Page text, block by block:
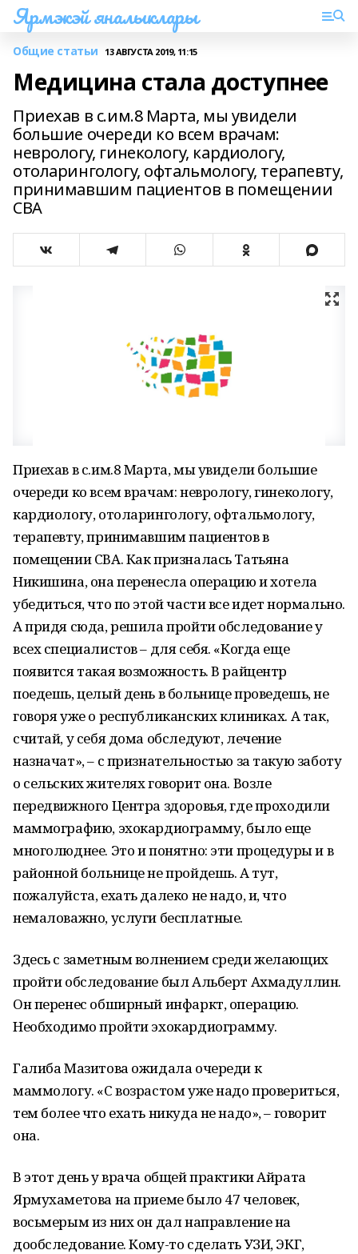
Ярмэкэй яналыклары
Общие статьи 13 АВГУСТА 2019, 11:15
Медицина стала доступнее
Приехав в с.им.8 Марта, мы увидели
большие очереди ко всем врачам:
неврологу, гинекологу, кардиологу,
отоларингологу, офтальмологу, терапевту,
принимавшим пациентов в помещении
СВА
Приехав в с.им.8 Марта, мы увидели большие
очереди ко всем врачам: неврологу, гинекологу,
кардиологу, отоларингологу, офтальмологу,
терапевту, принимавшим пациентов в
помещении СВА. Как призналась Татьяна
Никишина, она перенесла операцию и хотела
убедиться, что по этой части все идет нормально.
А придя сюда, решила пройти обследование у
всех специалистов – для себя. «Когда еще
появится такая возможность. В райцентр
поедешь, целый день в больнице проведешь, не
говоря уже о республиканских клиниках. А так,
считай, у себя дома обследуют, лечение
назначат», – с признательностью за такую заботу
о сельских жителях говорит она. Возле
передвижного Центра здоровья, где проходили
маммографию, эхокардиограмму, было еще
многолюднее. Это и понятно: эти процедуры и в
районной больнице не пройдешь. А тут,
пожалуйста, ехать далеко не надо, и, что
немаловажно, услуги бесплатные.
Здесь с заметным волнением среди желающих
пройти обследование был Альберт Ахмадуллин.
Он перенес обширный инфаркт, операцию.
Необходимо пройти эхокардиограмму.
Галиба Мазитова ожидала очереди к
маммологу. «С возрастом уже надо провериться,
тем более что ехать никуда не надо», – говорит
она.
В этот день у врача общей практики Айрата
Ярмухаметова на приеме было 47 человек,
восьмерым из них он дал направление на
дообследование. Кому-то сделать УЗИ, ЭКГ,